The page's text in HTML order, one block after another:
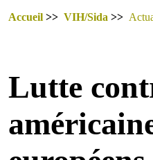
Accueil >> VIH/Sida >>
Lutte